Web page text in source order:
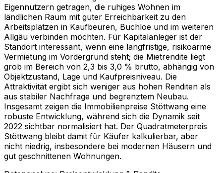
Eigennutzern getragen, die ruhiges Wohnen im
ländlichen Raum mit guter Erreichbarkeit zu den
Arbeitsplätzen in Kaufbeuren, Buchloe und im weiteren
Allgäu verbinden möchten. Für Kapitalanleger ist der
Standort interessant, wenn eine langfristige, risikoarme
Vermietung im Vordergrund steht; die Mietrendite liegt
grob im Bereich von 2,3 bis 3,0 % brutto, abhängig von
Objektzustand, Lage und Kaufpreisniveau. Die
Attraktivität ergibt sich weniger aus hohen Renditen als
aus stabiler Nachfrage und begrenztem Neubau.
Insgesamt zeigen die Immobilienpreise Stöttwang eine
robuste Entwicklung, während sich die Dynamik seit
2022 sichtbar normalisiert hat. Der Quadratmeterpreis
Stöttwang bleibt damit für Käufer kalkulierbar, aber
nicht niedrig, insbesondere bei modernen Häusern und
gut geschnittenen Wohnungen.